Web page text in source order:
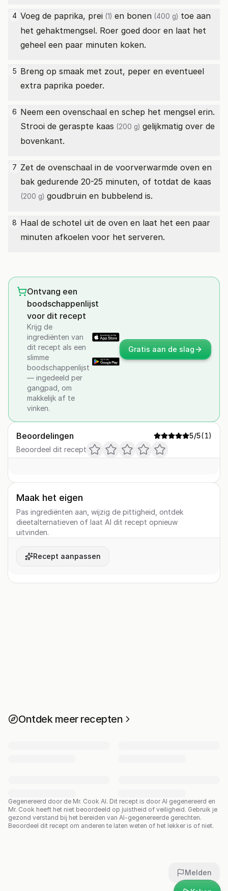
4 Voeg de paprika, prei (1) en bonen (400 g) toe aan
het gehaktmengsel. Roer goed door en laat het
geheel een paar minuten koken.
5 Breng op smaak met zout, peper en eventueel
extra paprika poeder.
6 Neem een ovenschaal en schep het mengsel erin.
Strooi de geraspte kaas (200 g) gelijkmatig over de
bovenkant.
7 Zet de ovenschaal in de voorverwarmde oven en
bak gedurende 20-25 minuten, of totdat de kaas
(200 g) goudbruin en bubbelend is.
8 Haal de schotel uit de oven en laat het een paar
minuten afkoelen voor het serveren.
Ontvang een
boodschappenlijst
voor dit recept
Krijg de
ingrediënten van
dit recept als een
slimme
boodschappenlijst
— ingedeeld per
gangpad, om
makkelijk af te
vinken.
Gratis aan de slag
Beoordelingen 5/5(1)
Beoordeel dit recept
Maak het eigen
Pas ingrediënten aan, wijzig de pittigheid, ontdek
dieetalternatieven of laat AI dit recept opnieuw
uitvinden.
Recept aanpassen
Ontdek meer recepten
Gegenereerd door de Mr. Cook AI. Dit recept is door AI gegenereerd en
Mr. Cook heeft het niet beoordeeld op juistheid of veiligheid. Gebruik je
gezond verstand bij het bereiden van AI-gegenereerde gerechten.
Beoordeel dit recept om anderen te laten weten of het lekker is of niet.
Melden